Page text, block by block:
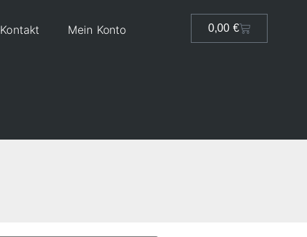
Kontakt Mein Konto 0,00 €